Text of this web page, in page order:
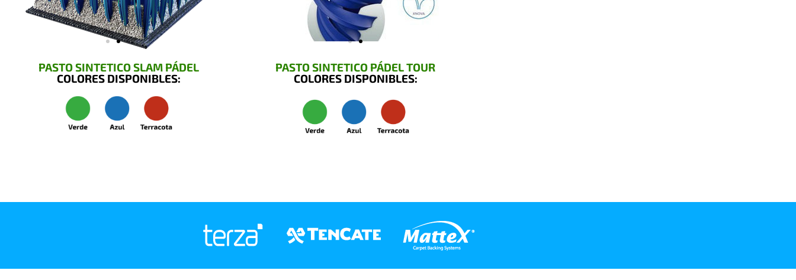
PASTO SINTETICO SLAM PÁDEL
COLORES DISPONIBLES:
PASTO SINTETICO PÁDEL TOUR
COLORES DISPONIBLES: